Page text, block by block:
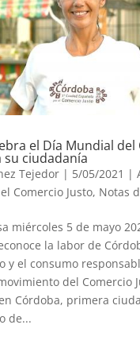
el Día Mundial del
su ciudadanía
Tejedor| 5/05/2021 |
Comercio Justo, Notas
miércoles 5 de mayo
la labor de
y el consumo
del Comercio
Córdoba, primera
de...